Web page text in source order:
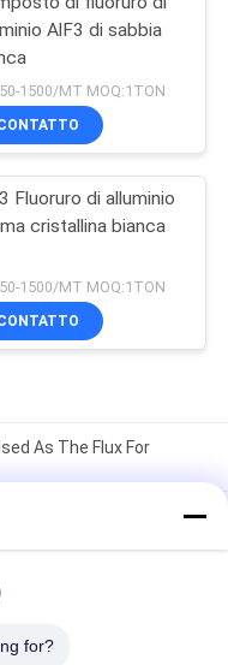
AlF3 di sabbia
1500/MT MOQ:1TON
Fluoruro di alluminio
cristallina bianca
1500/MT MOQ:1TON
As The Flux For
Alf3 Fluoruro di
nella saldatura dei
18-1 AlF3 Fluoruro di
for?